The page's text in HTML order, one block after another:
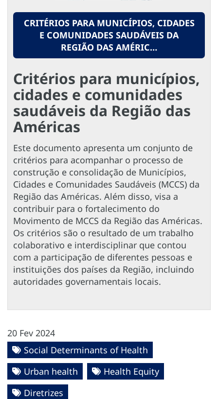
CRITÉRIOS PARA MUNICÍPIOS, CIDADES
E COMUNIDADES SAUDÁVEIS DA
REGIÃO DAS AMÉRIC…
Critérios para municípios,
cidades e comunidades
saudáveis da Região das
Américas
Este documento apresenta um conjunto de
critérios para acompanhar o processo de
construção e consolidação de Municípios,
Cidades e Comunidades Saudáveis (MCCS) da
Região das Américas. Além disso, visa a
contribuir para o fortalecimento do
Movimento de MCCS da Região das Américas.
Os critérios são o resultado de um trabalho
colaborativo e interdisciplinar que contou
com a participação de diferentes pessoas e
instituições dos países da Região, incluindo
autoridades governamentais locais.
20 Fev 2024
Social Determinants of Health
Urban health
Health Equity
Diretrizes